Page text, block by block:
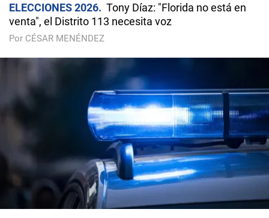
ELECCIONES 2026
Tony Díaz: "Florida no está en
venta", el Distrito 113 necesita voz
Por CÉSAR MENÉNDEZ